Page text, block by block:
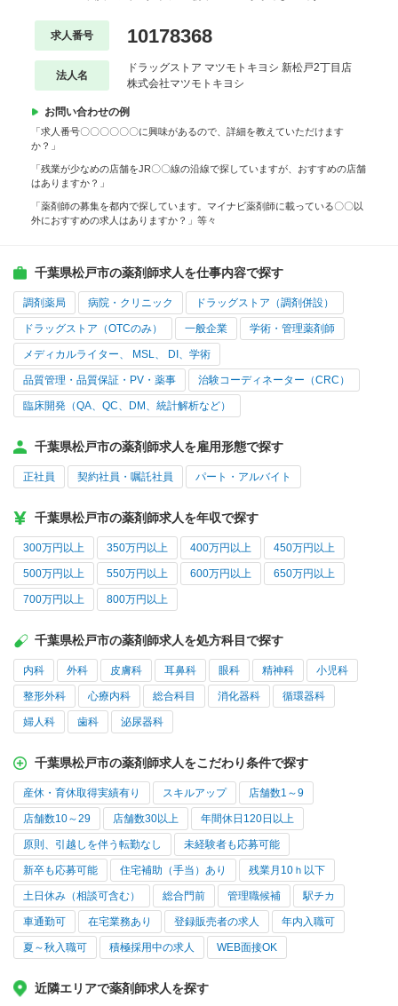
求人番号 10178368
法人名
ドラッグストア マツモトキヨシ 新松戸2丁目店
株式会社マツモトキヨシ
お問い合わせの例
「求人番号〇〇〇〇〇〇に興味があるので、詳細を教えていただけます
か？」
「残業が少なめの店舗をJR〇〇線の沿線で探していますが、おすすめの店舗
はありますか？」
「薬剤師の募集を都内で探しています。マイナビ薬剤師に載っている〇〇以
外におすすめの求人はありますか？」等々
千葉県松戸市の薬剤師求人を仕事内容で探す
調剤薬局 病院・クリニック ドラッグストア（調剤併設）
ドラッグストア（OTCのみ） 一般企業 学術・管理薬剤師
メディカルライター、 MSL、 DI、学術
品質管理・品質保証・PV・薬事 治験コーディネーター（CRC）
臨床開発（QA、QC、DM、統計解析など）
千葉県松戸市の薬剤師求人を雇用形態で探す
正社員 契約社員・嘱託社員 パート・アルバイト
千葉県松戸市の薬剤師求人を年収で探す
300万円以上 350万円以上 400万円以上 450万円以上
500万円以上 550万円以上 600万円以上 650万円以上
700万円以上 800万円以上
千葉県松戸市の薬剤師求人を処方科目で探す
内科 外科 皮膚科 耳鼻科 眼科 精神科 小児科
整形外科 心療内科 総合科目 消化器科 循環器科
婦人科 歯科 泌尿器科
千葉県松戸市の薬剤師求人をこだわり条件で探す
産休・育休取得実績有り スキルアップ 店舗数1～9
店舗数10～29 店舗数30以上 年間休日120日以上
原則、引越しを伴う転勤なし 未経験者も応募可能
新卒も応募可能 住宅補助（手当）あり 残業月10ｈ以下
土日休み（相談可含む） 総合門前 管理職候補 駅チカ
車通勤可 在宅業務あり 登録販売者の求人 年内入職可
夏～秋入職可 積極採用中の求人 WEB面接OK
近隣エリアで薬剤師求人を探す